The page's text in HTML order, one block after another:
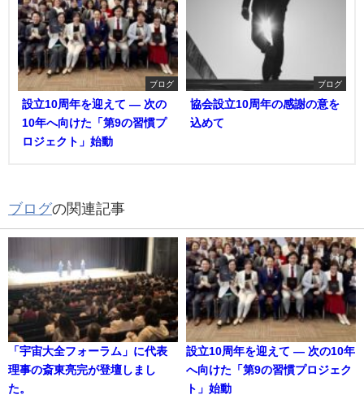
ブログ
設立10周年を迎えて ― 次の
10年へ向けた「第9の習慣プ
ロジェクト」始動
ブログ
協会設立10周年の感謝の意を
込めて
ブログの関連記事
「宇宙大全フォーラム」に代表
理事の斎東亮完が登壇しまし
た。
設立10周年を迎えて ― 次の10年
へ向けた「第9の習慣プロジェク
ト」始動